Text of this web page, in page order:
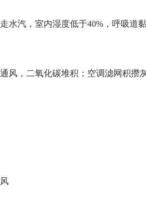
汽，室内湿度低于40%，呼吸道
，二氧化碳堆积；空调滤网积攒